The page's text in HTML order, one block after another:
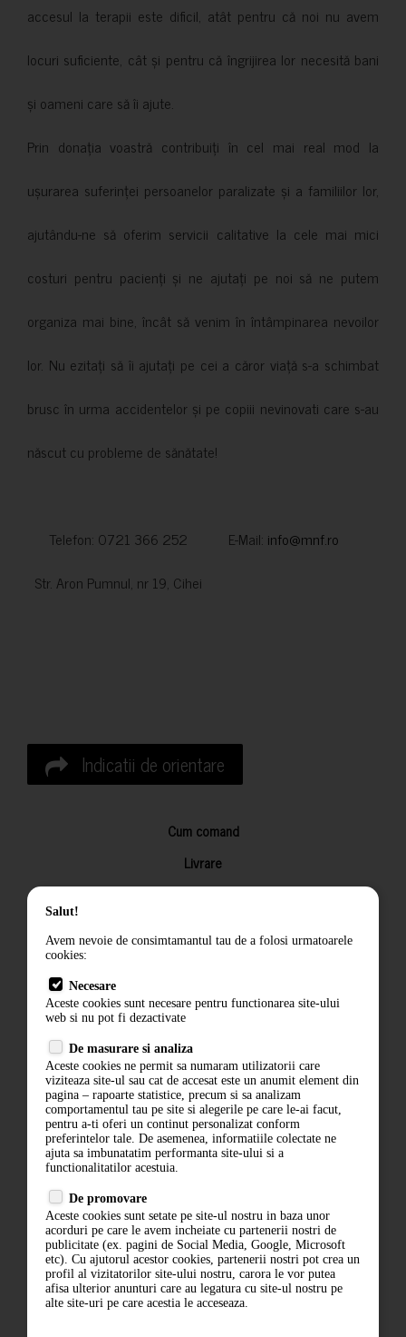
accesul la terapii este dificil, atât pentru că noi nu avem
locuri suficiente, cât și pentru că îngrijirea lor necesită bani
și oameni care să îi ajute.
Prin donația voastră contribuiți în cel mai real mod la
ușurarea suferinței persoanelor paralizate și a familiilor lor,
ajutându-ne să oferim servicii calitative la cele mai mici
costuri pentru pacienți și ne ajutați pe noi să ne putem
organiza mai bine, încât să venim în întâmpinarea nevoilor
lor. Nu ezitați să îi ajutați pe cei a căror viață s-a schimbat
brusc în urma accidentelor și pe copiii nevinovati care s-au
născut cu probleme de sănătate!
Telefon: 0721 366 252 E-Mail: info@mnf.ro
Str. Aron Pumnul, nr 19, Cihei
Indicatii de orientare
Cum comand
Livrare
Returnarea produselor
Termeni si conditii
Politica de confidentialitate
ANPC
ABONARE LA NEWSLETTER
ABONARE
Salut!
Avem nevoie de consimtamantul tau de a folosi urmatoarele
cookies:
Necesare
Aceste cookies sunt necesare pentru functionarea site-ului
web si nu pot fi dezactivate
De masurare si analiza
Aceste cookies ne permit sa numaram utilizatorii care
viziteaza site-ul sau cat de accesat este un anumit element din
pagina – rapoarte statistice, precum si sa analizam
comportamentul tau pe site si alegerile pe care le-ai facut,
pentru a-ti oferi un continut personalizat conform
preferintelor tale. De asemenea, informatiile colectate ne
ajuta sa imbunatatim performanta site-ului si a
functionalitatilor acestuia.
De promovare
Aceste cookies sunt setate pe site-ul nostru in baza unor
acorduri pe care le avem incheiate cu partenerii nostri de
publicitate (ex. pagini de Social Media, Google, Microsoft
etc). Cu ajutorul acestor cookies, partenerii nostri pot crea un
profil al vizitatorilor site-ului nostru, carora le vor putea
afisa ulterior anunturi care au legatura cu site-ul nostru pe
alte site-uri pe care acestia le acceseaza.